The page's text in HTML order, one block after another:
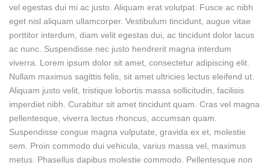
vel egestas dui mi ac justo. Aliquam erat volutpat. Fusce ac nibh
eget nisl aliquam ullamcorper. Vestibulum tincidunt, augue vitae
porttitor interdum, diam velit egestas dui, ac tincidunt dolor lacus
ac nunc. Suspendisse nec justo hendrerit magna interdum
viverra. Lorem ipsum dolor sit amet, consectetur adipiscing elit.
Nullam maximus sagittis felis, sit amet ultricies lectus eleifend ut.
Aliquam justo velit, tristique lobortis massa sollicitudin, facilisis
imperdiet nibh. Curabitur sit amet tincidunt quam. Cras vel magna
pellentesque, viverra lectus rhoncus, accumsan quam.
Suspendisse congue magna vulputate, gravida ex et, molestie
sem. Proin commodo dui vehicula, varius massa vel, maximus
metus. Phasellus dapibus molestie commodo. Pellentesque non